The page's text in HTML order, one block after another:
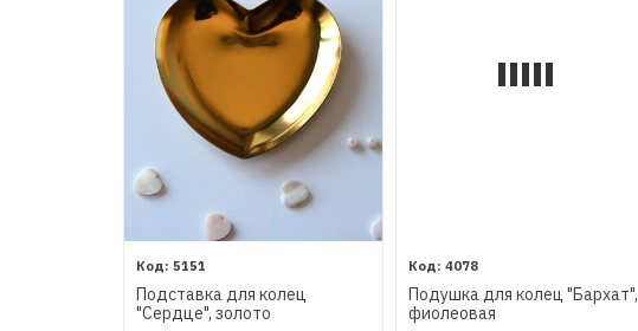
5151
Подставка для колец
"Сердце", золото
4078
Подушка для колец "Бархат",
фиолеовая